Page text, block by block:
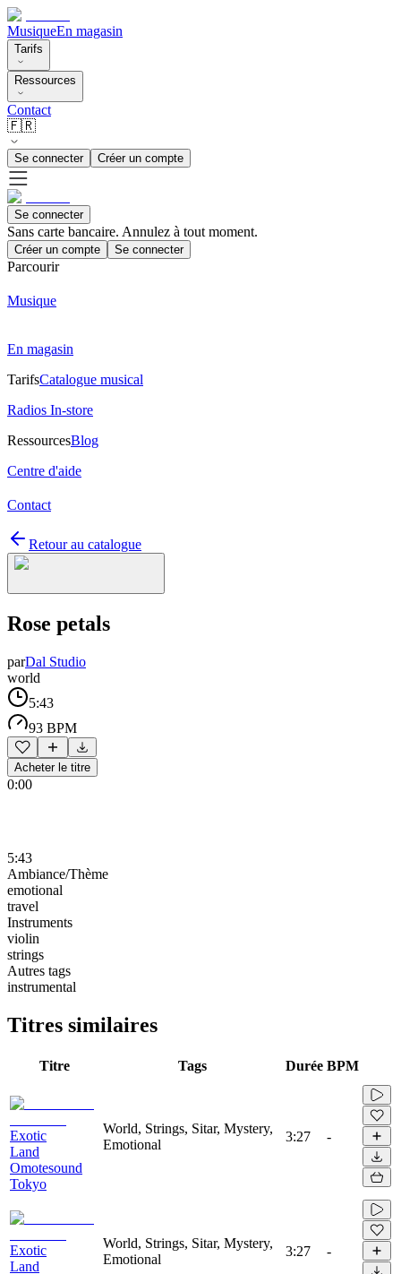
MusiqueEn magasin
Tarifs
Ressources
Contact
🇫🇷
Se connecter Créer un compte
Se connecter
Sans carte bancaire. Annulez à tout moment.
Créer un compte Se connecter
Parcourir
Musique
En magasin
TarifsCatalogue musical
Radios In-store
RessourcesBlog
Centre d'aide
Contact
Retour au catalogue
Rose petals
parDal Studio
world
5:43
93 BPM
Acheter le titre
0:00
5:43
Ambiance/Thème
emotional
travel
Instruments
violin
strings
Autres tags
instrumental
Titres similaires
Titre Tags Durée BPM
Exotic
Land
Omotesound
Tokyo
World, Strings, Sitar, Mystery,
Emotional
3:27 -
Exotic
Land
World, Strings, Sitar, Mystery,
Emotional
3:27 -